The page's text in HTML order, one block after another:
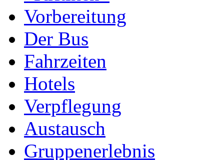
Vorbereitung
Der Bus
Fahrzeiten
Hotels
Verpflegung
Austausch
Gruppenerlebnis